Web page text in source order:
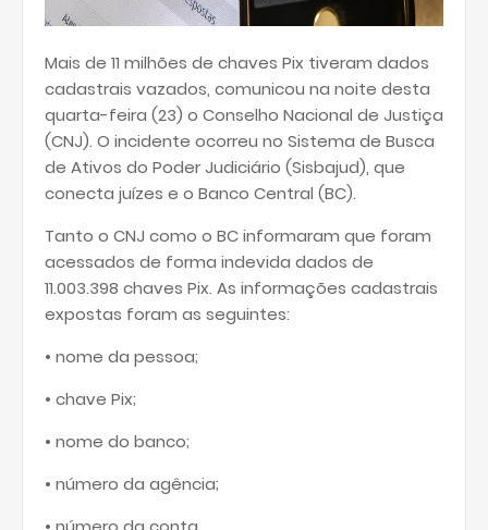
Mais de 11 milhões de chaves Pix tiveram dados
cadastrais vazados, comunicou na noite desta
quarta-feira (23) o Conselho Nacional de Justiça
(CNJ). O incidente ocorreu no Sistema de Busca
de Ativos do Poder Judiciário (Sisbajud), que
conecta juízes e o Banco Central (BC).
Tanto o CNJ como o BC informaram que foram
acessados de forma indevida dados de
11.003.398 chaves Pix. As informações cadastrais
expostas foram as seguintes:
• nome da pessoa;
• chave Pix;
• nome do banco;
• número da agência;